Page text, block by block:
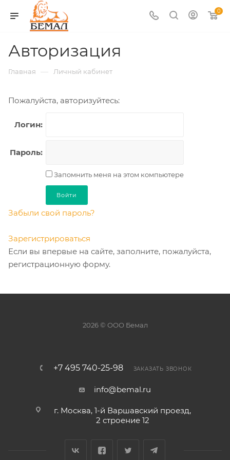
0
Авторизация
Главная — Личный кабинет
Пожалуйста, авторизуйтесь:
Логин:
Пароль:
Запомнить меня на этом компьютере
Забыли свой пароль?
Зарегистрироваться
Если вы впервые на сайте, заполните, пожалуйста,
регистрационную форму.
2026 © ООО Бемал
+7 495 740-25-98 ЗАКАЗАТЬ ЗВОНОК
info@bemal.ru
г. Москва, 1-й Варшавский проезд,
2 строение 12